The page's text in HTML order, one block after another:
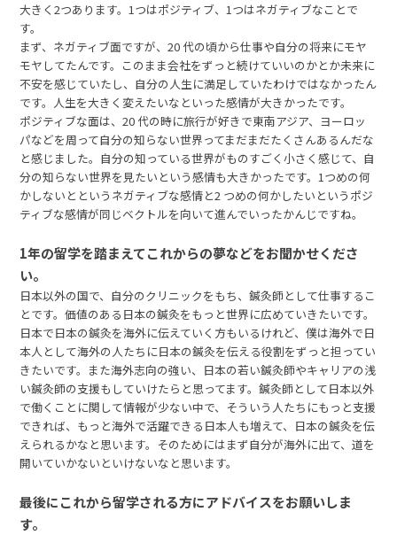
大きく2つあります。1つはポジティブ、1つはネガティブなことで
す。
まず、ネガティブ面ですが、20 代の頃から仕事や自分の将来にモヤ
モヤしてたんです。このまま会社をずっと続けていいのかとか未来に
不安を感じていたし、自分の人生に満足していたわけではなかったん
です。人生を大きく変えたいなといった感情が大きかったです。
ポジティブな面は、20 代の時に旅行が好きで東南アジア、ヨーロッ
パなどを周って自分の知らない世界ってまだまだたくさんあるんだな
と感じました。自分の知っている世界がものすごく小さく感じて、自
分の知らない世界を見たいという感情も大きかったです。1つめの何
かしないとというネガティブな感情と2 つめの何かしたいというポジ
ティブな感情が同じベクトルを向いて進んでいったかんじですね。
1年の留学を踏まえてこれからの夢などをお聞かせくださ
い。
日本以外の国で、自分のクリニックをもち、鍼灸師として仕事するこ
とです。価値のある日本の鍼灸をもっと世界に広めていきたいです。
日本で日本の鍼灸を海外に伝えていく方もいるけれど、僕は海外で日
本人として海外の人たちに日本の鍼灸を伝える役割をずっと担ってい
きたいです。また海外志向の強い、日本の若い鍼灸師やキャリアの浅
い鍼灸師の支援もしていけたらと思ってます。鍼灸師として日本以外
で働くことに関して情報が少ない中で、そういう人たちにもっと支援
できれば、もっと海外で活躍できる日本人も増えて、日本の鍼灸を伝
えられるかなと思います。そのためにはまず自分が海外に出て、道を
開いていかないといけないなと思います。
最後にこれから留学される方にアドバイスをお願いしま
す。